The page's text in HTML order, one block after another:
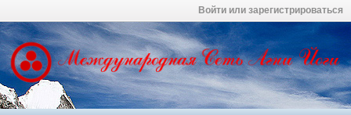
Войти или зарегистрироваться